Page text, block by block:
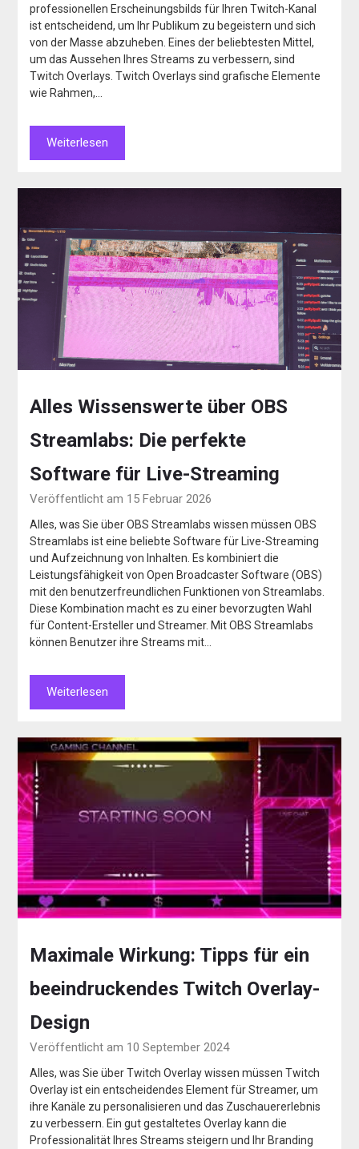
professionellen Erscheinungsbilds für Ihren Twitch-Kanal
ist entscheidend, um Ihr Publikum zu begeistern und sich
von der Masse abzuheben. Eines der beliebtesten Mittel,
um das Aussehen Ihres Streams zu verbessern, sind
Twitch Overlays. Twitch Overlays sind grafische Elemente
wie Rahmen,…
Weiterlesen
Alles Wissenswerte über OBS
Streamlabs: Die perfekte
Software für Live-Streaming
Veröffentlicht am 15 Februar 2026
Alles, was Sie über OBS Streamlabs wissen müssen OBS
Streamlabs ist eine beliebte Software für Live-Streaming
und Aufzeichnung von Inhalten. Es kombiniert die
Leistungsfähigkeit von Open Broadcaster Software (OBS)
mit den benutzerfreundlichen Funktionen von Streamlabs.
Diese Kombination macht es zu einer bevorzugten Wahl
für Content-Ersteller und Streamer. Mit OBS Streamlabs
können Benutzer ihre Streams mit…
Weiterlesen
Maximale Wirkung: Tipps für ein
beeindruckendes Twitch Overlay-
Design
Veröffentlicht am 10 September 2024
Alles, was Sie über Twitch Overlay wissen müssen Twitch
Overlay ist ein entscheidendes Element für Streamer, um
ihre Kanäle zu personalisieren und das Zuschauererlebnis
zu verbessern. Ein gut gestaltetes Overlay kann die
Professionalität Ihres Streams steigern und Ihr Branding